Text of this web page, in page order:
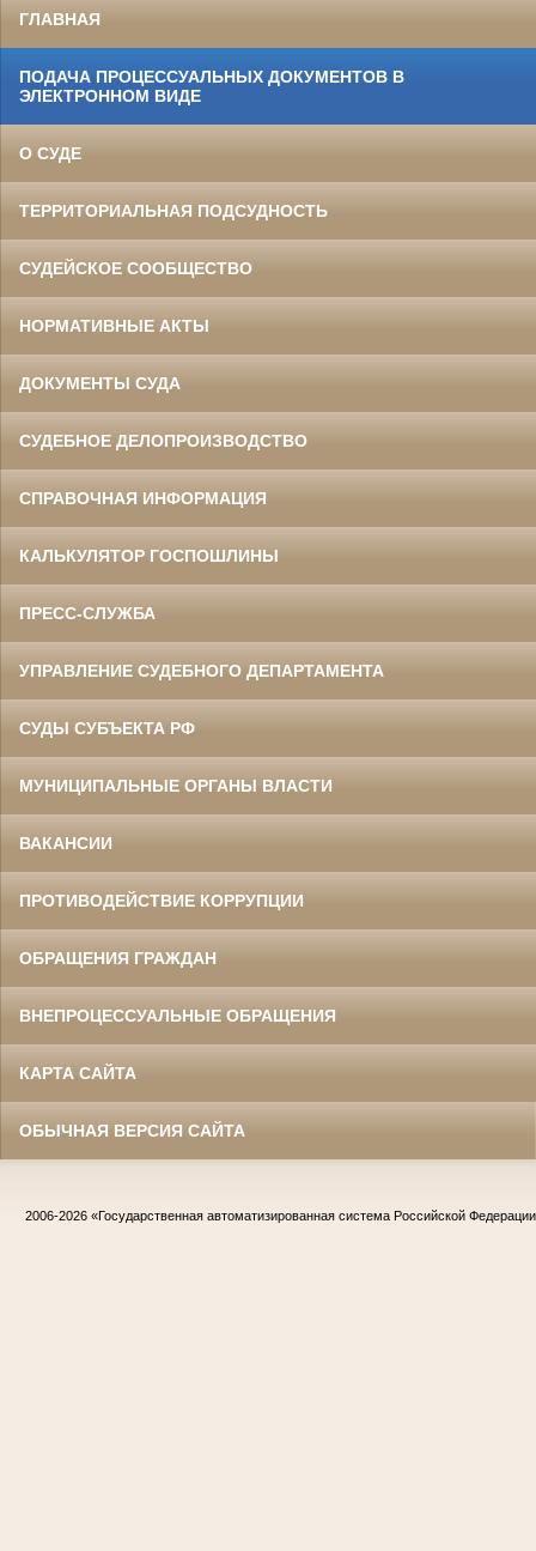
ГЛАВНАЯ
ПОДАЧА ПРОЦЕССУАЛЬНЫХ ДОКУМЕНТОВ В
ЭЛЕКТРОННОМ ВИДЕ
О СУДЕ
ТЕРРИТОРИАЛЬНАЯ ПОДСУДНОСТЬ
СУДЕЙСКОЕ СООБЩЕСТВО
НОРМАТИВНЫЕ АКТЫ
ДОКУМЕНТЫ СУДА
СУДЕБНОЕ ДЕЛОПРОИЗВОДСТВО
СПРАВОЧНАЯ ИНФОРМАЦИЯ
КАЛЬКУЛЯТОР ГОСПОШЛИНЫ
ПРЕСС-СЛУЖБА
УПРАВЛЕНИЕ СУДЕБНОГО ДЕПАРТАМЕНТА
СУДЫ СУБЪЕКТА РФ
МУНИЦИПАЛЬНЫЕ ОРГАНЫ ВЛАСТИ
ВАКАНСИИ
ПРОТИВОДЕЙСТВИЕ КОРРУПЦИИ
ОБРАЩЕНИЯ ГРАЖДАН
ВНЕПРОЦЕССУАЛЬНЫЕ ОБРАЩЕНИЯ
КАРТА САЙТА
ОБЫЧНАЯ ВЕРСИЯ САЙТА
2006-2026 «Государственная автоматизированная система Российской